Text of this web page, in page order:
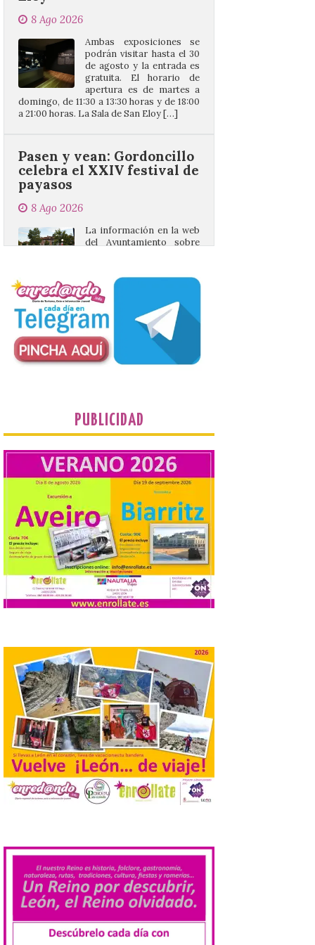
gratuita. El horario de
apertura es de martes a
domingo, de 11:30 a 13:30 horas y de 18:00
a 21:00 horas. La Sala de San Eloy […]
Pasen y vean: Gordoncillo
8 Ago 2026
2022 y la de su página de
turismo de 2025 La firme
apuesta cultural que en las últimas
Villadangos recrea la
batalla en el que se
decidió el futuro del Reino
de León
esta edición de la Batalla
de Villadangos es el plato
principal del Menú, un
cordero asado al fuego y
las brasas in situ durante 5 horas. . Los
días 7, 8 y 9 de este […]
Vuelve la tradicional Feria
de Dulces del Convento a
Gradefes
7 Ago 2026
Tendrá lugar el 9 de
agosto en los aledaños del
imprescindible para disfrutar de los
mejores dulces conventuales, tradición,
cultura y un ambiente único. El
Ayuntamiento de Gradefes, intentando
[…]
La decimoctava fotografía
de León de…viaje nos llega
desde la sede del
Parlamento Europeo en
Estrasburgo.
Nueva edición de León
de…viaje. Una iniciativa
organizado por la sección
juvenil de la Asociación
Enróllate, la Asociación
Conceyu País Llionés y el Diario de
jóvenes “Enredando.info”. . La
decimoctava fotografía de León de…viaje
PUBLICIDAD